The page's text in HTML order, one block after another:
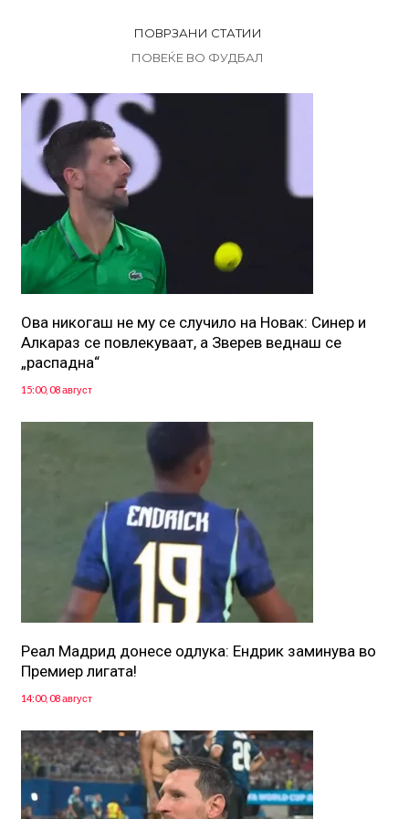
ПОВРЗАНИ СТАТИИ
ПОВЕЌЕ ВО ФУДБАЛ
Ова никогаш не му се случило на Новак: Синер и
Алкараз се повлекуваат, а Зверев веднаш се
„распадна“
15:00, 08 август
Реал Мадрид донесе одлука: Eндрик заминува во
Премиер лигата!
14:00, 08 август